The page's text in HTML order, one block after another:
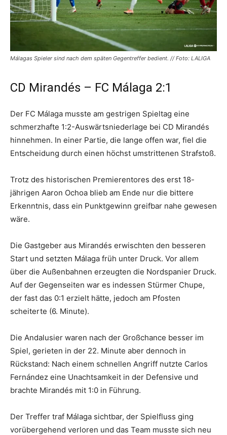
Málagas Spieler sind nach dem späten Gegentreffer bedient. // Foto: LALIGA
CD Mirandés – FC Málaga 2:1
Der FC Málaga musste am gestrigen Spieltag eine
schmerzhafte 1:2-Auswärtsniederlage bei CD Mirandés
hinnehmen. In einer Partie, die lange offen war, fiel die
Entscheidung durch einen höchst umstrittenen Strafstoß.
Trotz des historischen Premierentores des erst 18-
jährigen Aaron Ochoa blieb am Ende nur die bittere
Erkenntnis, dass ein Punktgewinn greifbar nahe gewesen
wäre.
Die Gastgeber aus Mirandés erwischten den besseren
Start und setzten Málaga früh unter Druck. Vor allem
über die Außenbahnen erzeugten die Nordspanier Druck.
Auf der Gegenseiten war es indessen Stürmer Chupe,
der fast das 0:1 erzielt hätte, jedoch am Pfosten
scheiterte (6. Minute).
Die Andalusier waren nach der Großchance besser im
Spiel, gerieten in der 22. Minute aber dennoch in
Rückstand: Nach einem schnellen Angriff nutzte Carlos
Fernández eine Unachtsamkeit in der Defensive und
brachte Mirandés mit 1:0 in Führung.
Der Treffer traf Málaga sichtbar, der Spielfluss ging
vorübergehend verloren und das Team musste sich neu